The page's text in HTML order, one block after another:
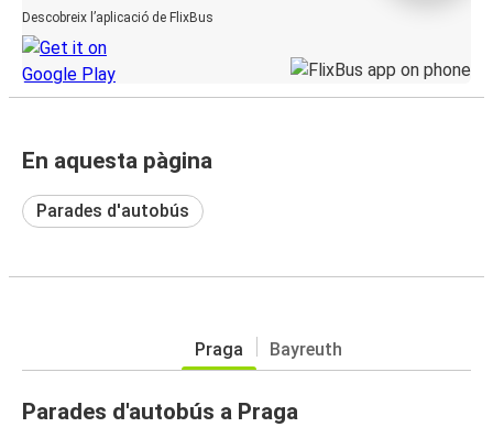
Descobreix l’aplicació de FlixBus
En aquesta pàgina
Parades d'autobús
Praga Bayreuth
Parades d'autobús a Praga